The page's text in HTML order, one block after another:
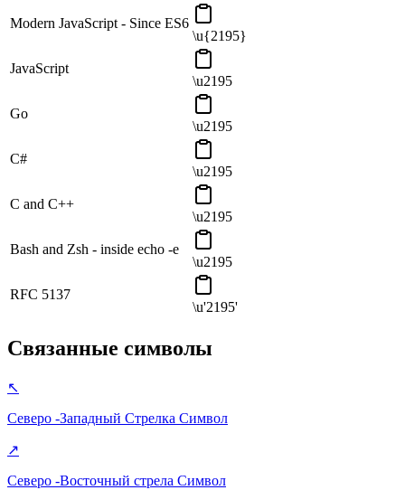
Modern JavaScript - Since ES6
\u{2195}
JavaScript
\u2195
Go
\u2195
C#
\u2195
C and C++
\u2195
Bash and Zsh - inside echo -e
\u2195
RFC 5137
\u'2195'
Связанные символы
↖
Северо -Западный Стрелка Символ
↗
Северо -Восточный стрела Символ